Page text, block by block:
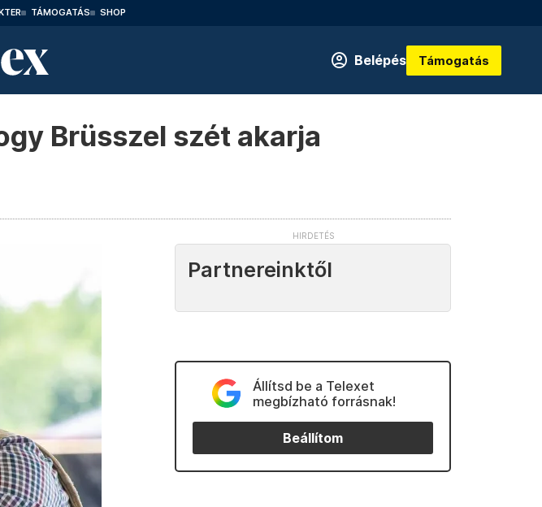
TÁMOGATÁS SHOP
Belépés Támogatás
Brüsszel szét akarja
Partnereinktől
Állítsd be a Telexet
megbízható forrásnak!
Beállítom